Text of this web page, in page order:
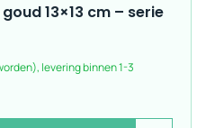
13×13 cm – serie
levering binnen 1-3